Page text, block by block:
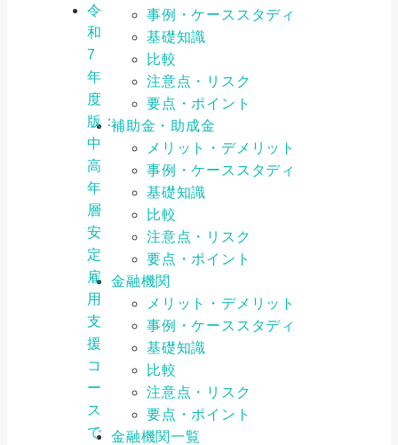
令
和
7
年
度
版：
中
高
年
層
安
定
雇
用
支
援
コ
ー
ス
で
事例・ケーススタディ
基礎知識
比較
注意点・リスク
要点・ポイント
補助金・助成金
メリット・デメリット
事例・ケーススタディ
基礎知識
比較
注意点・リスク
要点・ポイント
金融機関
メリット・デメリット
事例・ケーススタディ
基礎知識
比較
注意点・リスク
要点・ポイント
金融機関一覧